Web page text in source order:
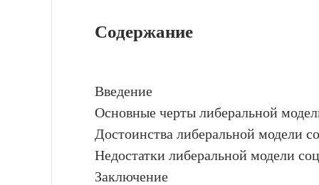
Содержание
Введение
Основные черты либеральной
Достоинства либеральной модели
Недостатки либеральной модели
Заключение